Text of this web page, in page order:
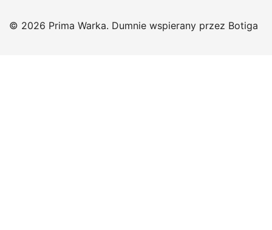
© 2026 Prima Warka. Dumnie wspierany przez Botiga